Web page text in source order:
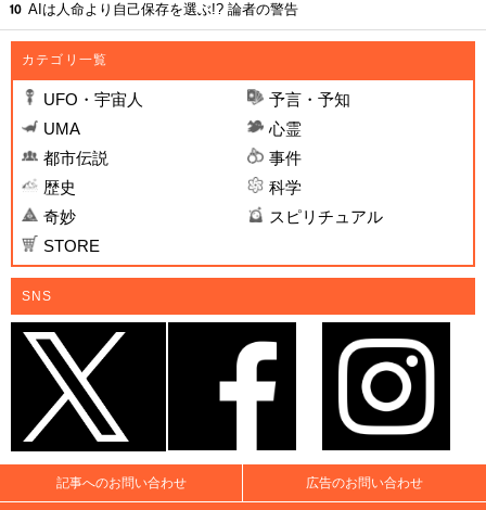
AIは人命より自己保存を選ぶ!? 論者の警告
カテゴリ一覧
UFO・宇宙人
予言・予知
UMA
心霊
都市伝説
事件
歴史
科学
奇妙
スピリチュアル
STORE
SNS
記事へのお問い合わせ 広告のお問い合わせ